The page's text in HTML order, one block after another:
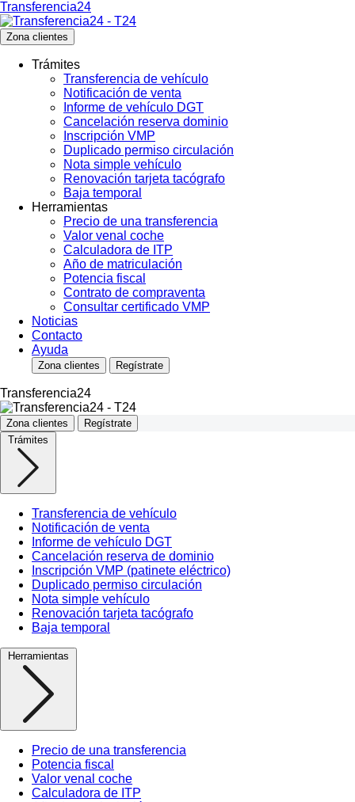
Transferencia24
Zona clientes
Trámites
Transferencia de vehículo
Notificación de venta
Informe de vehículo DGT
Cancelación reserva dominio
Inscripción VMP
Duplicado permiso circulación
Nota simple vehículo
Renovación tarjeta tacógrafo
Baja temporal
Herramientas
Precio de una transferencia
Valor venal coche
Calculadora de ITP
Año de matriculación
Potencia fiscal
Contrato de compraventa
Consultar certificado VMP
Noticias
Contacto
Ayuda
Zona clientes Regístrate
Transferencia24
Zona clientes
Regístrate
Trámites
Transferencia de vehículo
Notificación de venta
Informe de vehículo DGT
Cancelación reserva de dominio
Inscripción VMP (patinete eléctrico)
Duplicado permiso circulación
Nota simple vehículo
Renovación tarjeta tacógrafo
Baja temporal
Herramientas
Precio de una transferencia
Potencia fiscal
Valor venal coche
Calculadora de ITP